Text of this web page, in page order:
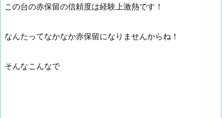
この台の赤保留の信頼度は経験上激熱です！
なんたってなかなか赤保留になりませんからね！
そんなこんなで